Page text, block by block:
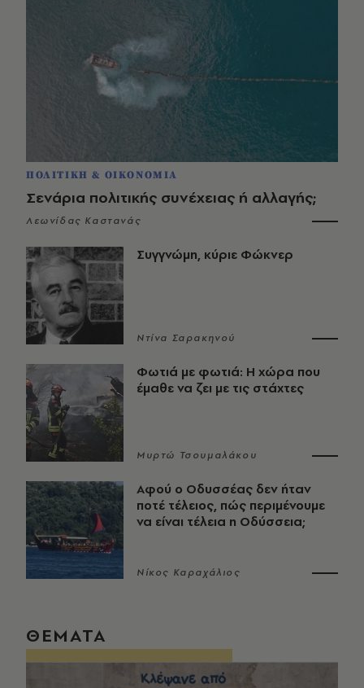
ΠΟΛΙΤΙΚΗ & ΟΙΚΟΝΟΜΙΑ
Σενάρια πολιτικής συνέχειας ή αλλαγής;
Λεωνίδας Καστανάς
Συγγνώμη, κύριε Φώκνερ
Ντίνα Σαρακηνού
Φωτιά με φωτιά: Η χώρα που
έμαθε να ζει με τις στάχτες
Μυρτώ Τσουμαλάκου
Αφού ο Οδυσσέας δεν ήταν
ποτέ τέλειος, πώς περιμένουμε
να είναι τέλεια η Οδύσσεια;
Νίκος Καραχάλιος
ΘΕΜΑΤΑ